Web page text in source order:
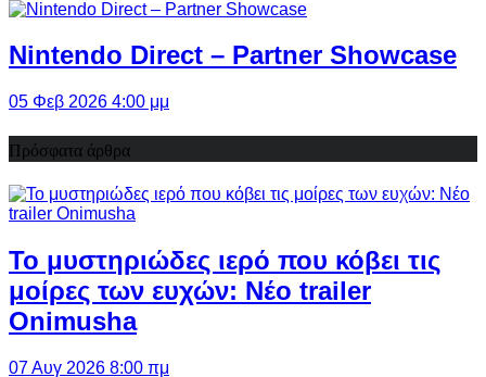
Nintendo Direct – Partner Showcase
05 Φεβ 2026 4:00 μμ
Πρόσφατα άρθρα
Το μυστηριώδες ιερό που κόβει τις
μοίρες των ευχών: Νέο trailer
Onimusha
07 Αυγ 2026 8:00 πμ